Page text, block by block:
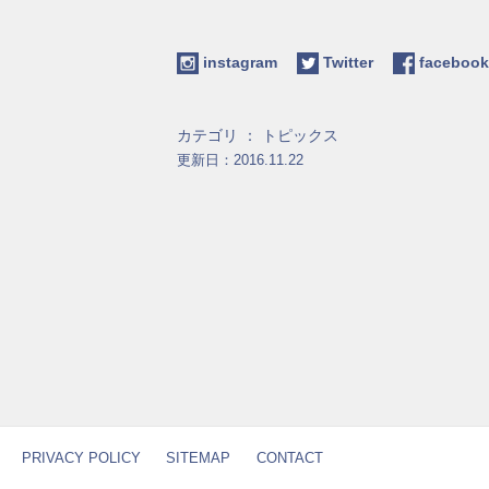
instagram Twitter
カテゴリ ： トピックス
更新日：2016.11.22
PRIVACY POLICY SITEMAP CONTACT